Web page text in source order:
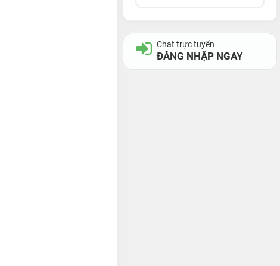
Chat trực tuyến
ĐĂNG NHẬP NGAY